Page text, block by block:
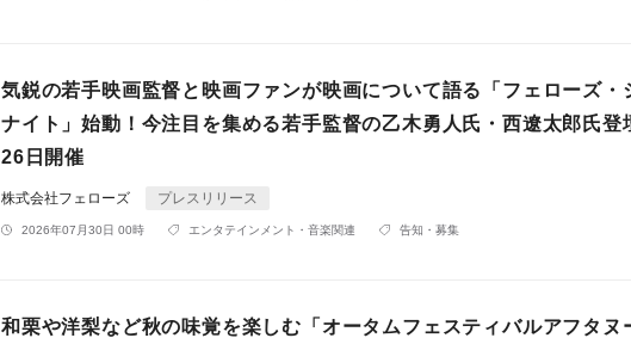
気鋭の若手映画監督と映画ファンが映画について語る「フェローズ・
ナイト」始動！今注目を集める若手監督の乙木勇人氏・西遼太郎氏登
26日開催
株式会社フェローズ プレスリリース
2026年07月30日 00時 エンタテインメント・音楽関連 告知・募集
和栗や洋梨など秋の味覚を楽しむ「オータムフェスティバルアフタヌ